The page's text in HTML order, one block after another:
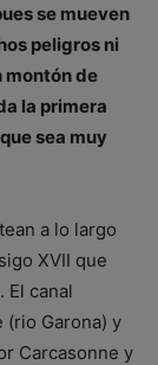
se mueven
peligros ni
montón de
la primera
sea muy
a lo largo
XVII que
El canal
(rio Garona) y
Carcasonne y